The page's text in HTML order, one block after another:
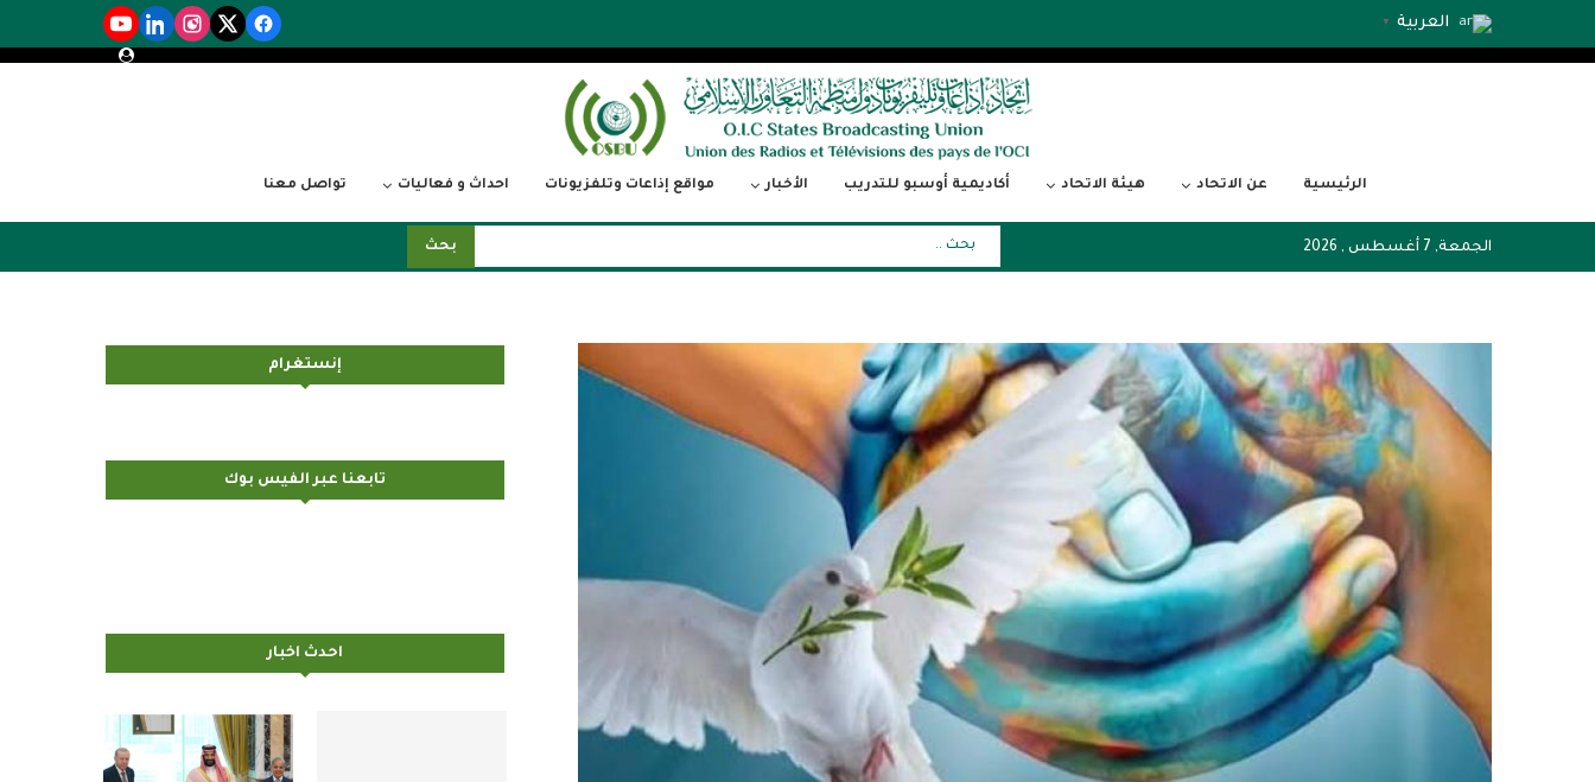
العربية ▼
الرئيسية عن الاتحاد هيئة الاتحاد أكاديمية أوسبو للتدريب الأخبار مواقع إذاعات وتلفزيونات احداث و فعاليات تواصل معنا
الجمعة, 7 أغسطس , 2026 بحث
إنستغرام
تابعنا عبر الفيس بوك
احدث اخبار